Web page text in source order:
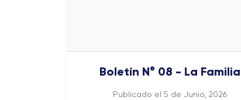
Boletín N° 08 - La Familia
Publicado el 5 de Junio, 2026